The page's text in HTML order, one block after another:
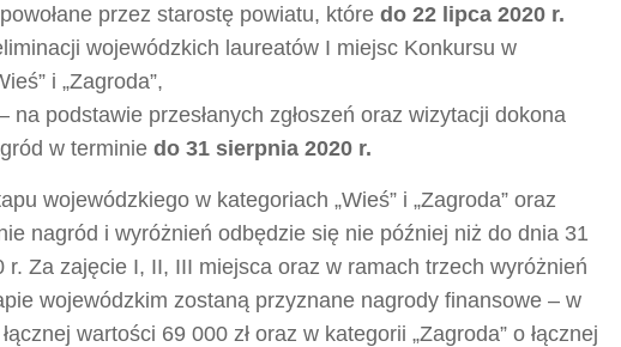
przez starostę powiatu, które do 22 lipca 2020 r.
wojewódzkich laureatów I miejsc Konkursu w
i „Zagroda”,
na podstawie przesłanych zgłoszeń oraz wizytacji dokona
w terminie do 31 sierpnia 2020 r.
wojewódzkiego w kategoriach „Wieś” i „Zagroda” oraz
nagród i wyróżnień odbędzie się nie później niż do dnia 31
r. Za zajęcie I, II, III miejsca oraz w ramach trzech wyróżnień
wojewódzkim zostaną przyznane nagrody finansowe – w
wartości 69 000 zł oraz w kategorii „Zagroda” o łącznej